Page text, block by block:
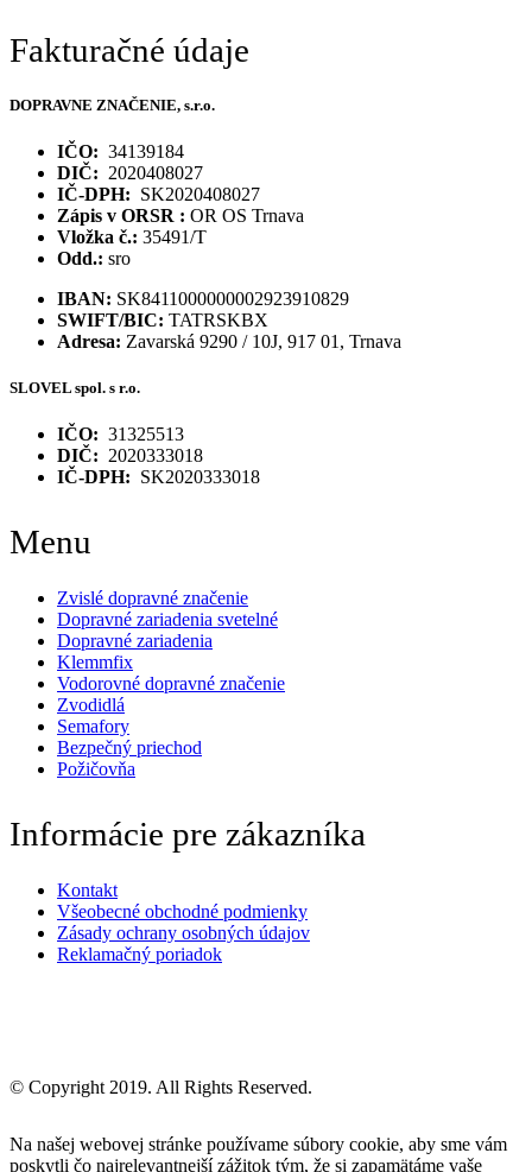
Fakturačné údaje
DOPRAVNE ZNAČENIE, s.r.o.
IČO: 34139184
DIČ: 2020408027
IČ-DPH: SK2020408027
Zápis v ORSR : OR OS Trnava
Vložka č.: 35491/T
Odd.: sro
IBAN: SK8411000000002923910829
SWIFT/BIC: TATRSKBX
Adresa: Zavarská 9290 / 10J, 917 01, Trnava
SLOVEL spol. s r.o.
IČO: 31325513
DIČ: 2020333018
IČ-DPH: SK2020333018
Menu
Zvislé dopravné značenie
Dopravné zariadenia svetelné
Dopravné zariadenia
Klemmfix
Vodorovné dopravné značenie
Zvodidlá
Semafory
Bezpečný priechod
Požičovňa
Informácie pre zákazníka
Kontakt
Všeobecné obchodné podmienky
Zásady ochrany osobných údajov
Reklamačný poriadok
© Copyright 2019. All Rights Reserved.
Na našej webovej stránke používame súbory cookie, aby sme vám
poskytli čo najrelevantnejší zážitok tým, že si zapamätáme vaše